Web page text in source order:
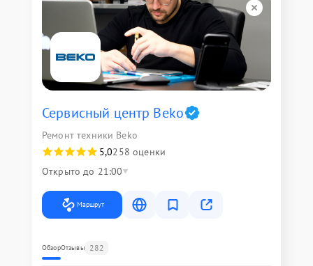
Сервисный центр Beko
Ремонт техники Beko
5,0258 оценки
Открыто до 21:00
Маршрут
ОбзорОтзывы 282